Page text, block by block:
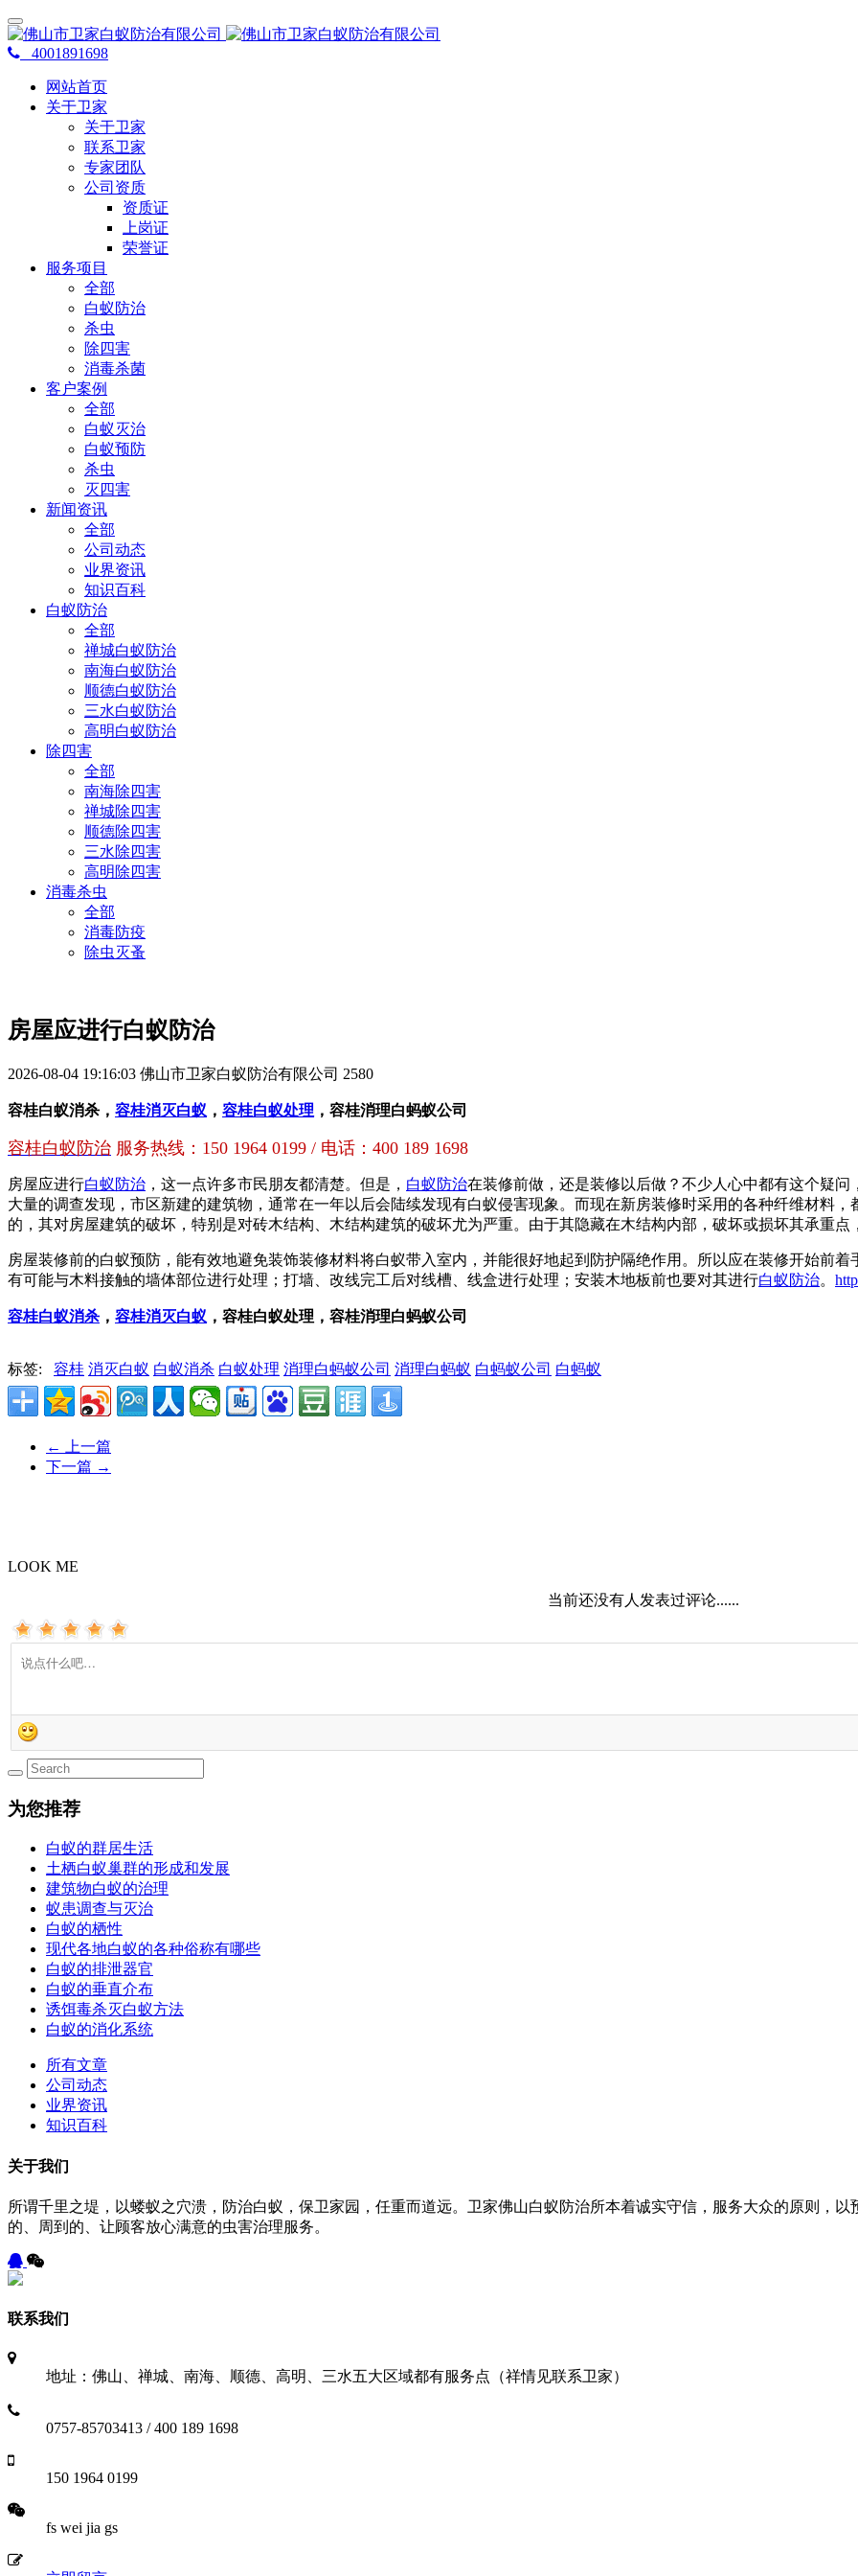
4001891698
网站首页
关于卫家
关于卫家
联系卫家
专家团队
公司资质
资质证
上岗证
荣誉证
服务项目
全部
白蚁防治
杀虫
除四害
消毒杀菌
客户案例
全部
白蚁灭治
白蚁预防
杀虫
灭四害
新闻资讯
全部
公司动态
业界资讯
知识百科
白蚁防治
全部
禅城白蚁防治
南海白蚁防治
顺德白蚁防治
三水白蚁防治
高明白蚁防治
除四害
全部
南海除四害
禅城除四害
顺德除四害
三水除四害
高明除四害
消毒杀虫
全部
消毒防疫
除虫灭蚤
房屋应进行白蚁防治
2026-08-04 19:16:03 佛山市卫家白蚁防治有限公司 2580
容桂白蚁消杀， 容桂消灭白蚁 ， 容桂白蚁处理 ，容桂消理白蚂蚁公司
容桂白蚁防治 服务热线：150 1964 0199 / 电话：400 189 1698
房屋应进行白蚁防治 ，这一点许多市民朋友都清楚。但是， 白蚁防治在装修前做，还是装修以后做？不少人心中都有这个疑
大量的调查发现，市区新建的建筑物，通常在一年以后会陆续发现有白蚁侵害现象。而现在新房装修时采用的各种纤维材料
的，其对房屋建筑的破坏，特别是对砖木结构、木结构建筑的破坏尤为严重。由于其隐藏在木结构内部，破坏或损坏其承重点
房屋装修前的白蚁预防，能有效地避免装饰装修材料将白蚁带入室内，并能很好地起到防护隔绝作用。所以应在装修开始前着
有可能与木料接触的墙体部位进行处理；打墙、改线完工后对线槽、线盒进行处理；安装木地板前也要对其进行白蚁防治。
容桂白蚁消杀 ， 容桂消灭白蚁 ，容桂白蚁处理，容桂消理白蚂蚁公司
标签: 容桂 消灭白蚁 白蚁消杀 白蚁处理 消理白蚂蚁公司 消理白蚂蚁 白蚂蚁公司 白蚂蚁
←
上一篇
下一篇 →
LOOK ME
当前还没有人发表过评论......
为您推荐
白蚁的群居生活
土栖白蚁巢群的形成和发展
建筑物白蚁的治理
蚁患调查与灭治
白蚁的栖性
现代各地白蚁的各种俗称有哪些
白蚁的排泄器官
白蚁的垂直介布
诱饵毒杀灭白蚁方法
白蚁的消化系统
所有文章
公司动态
业界资讯
知识百科
关于我们
所谓千里之堤，以蝼蚁之穴溃，防治白蚁，保卫家园，任重而道远。卫家佛山白蚁防治所本着诚实守信，服务大众的原则，
的、周到的、让顾客放心满意的虫害治理服务。
联系我们
地址：佛山、禅城、南海、顺德、高明、三水五大区域都有服务点（祥情见联系卫家）
0757-85703413 / 400 189 1698
150 1964 0199
fs wei jia gs